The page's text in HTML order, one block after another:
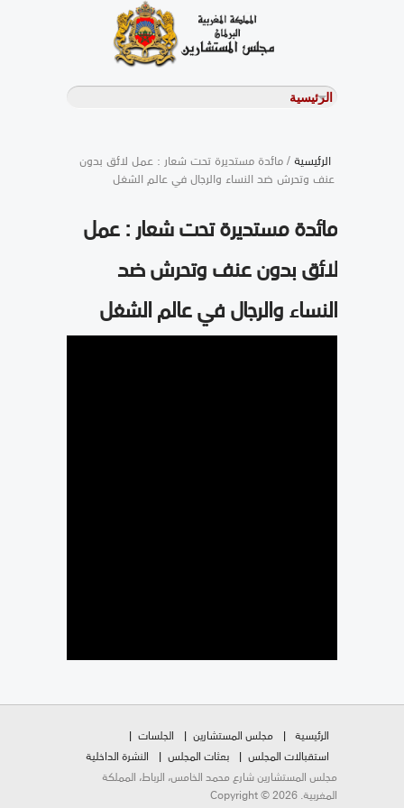
الرئيسية/ مائدة مستديرة تحت شعار : عمل لائق بدون
عنف وتحرش ضد النساء والرجال في عالم الشغل
مائدة مستديرة تحت شعار : عمل
لائق بدون عنف وتحرش ضد
النساء والرجال في عالم الشغل
الرئيسية مجلس المستشارين
الجلسات
استقبالات المجلس
بعثات المجلس
النشرة الداخلية
مجلس المستشارين شارع محمد الخامس، الرباط، المملكة
المغربية. Copyright © 2026